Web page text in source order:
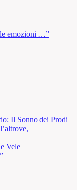
emozioni …”
Il Sonno dei Prodi
Vele